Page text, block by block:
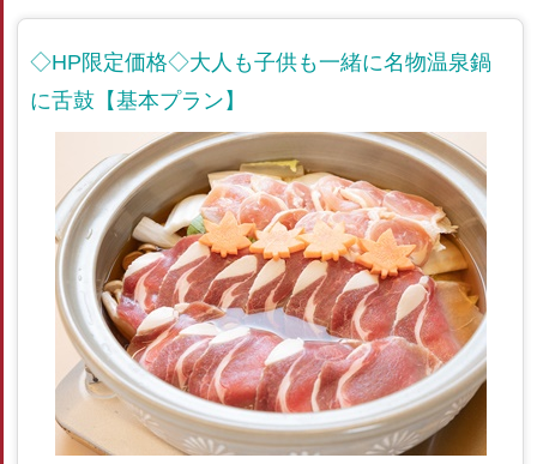
◇HP限定価格◇大人も子供も一緒に名物温泉鍋
に舌鼓【基本プラン】